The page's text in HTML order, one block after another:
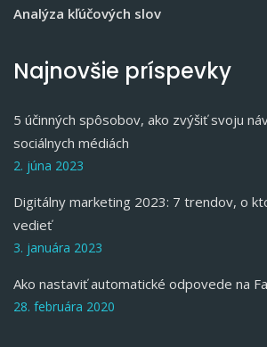
Analýza kľúčových slov
Najnovšie príspevky
5 účinných spôsobov, ako zvýšiť svoju
sociálnych médiách
2. júna 2023
Digitálny marketing 2023: 7 trendov, o
vedieť
3. januára 2023
Ako nastaviť automatické odpovede na
28. februára 2020